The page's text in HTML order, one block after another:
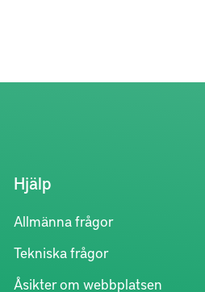
Hjälp
Allmänna frågor
Tekniska frågor
Åsikter om webbplatsen